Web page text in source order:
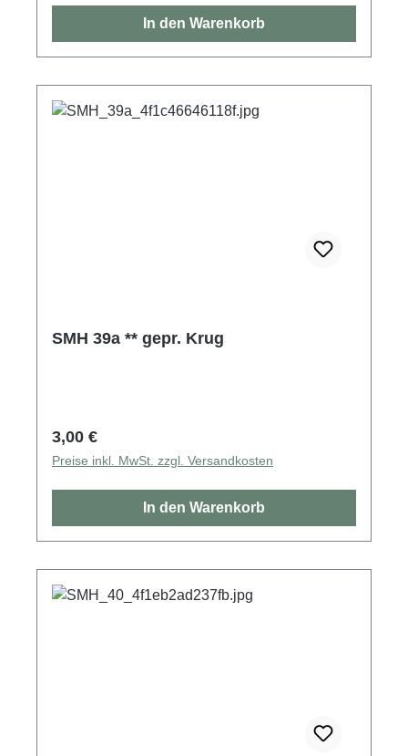
In den Warenkorb
SMH 39a ** gepr. Krug
Regulärer Preis:
3,00 €
Preise inkl. MwSt. zzgl. Versandkosten
In den Warenkorb